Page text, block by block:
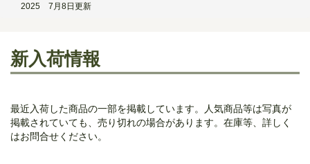
2025 7月8日更新
新入荷情報
最近入荷した商品の一部を掲載しています。人気商品等は写真が
掲載されていても、売り切れの場合があります。在庫等、詳しく
はお問合せください。